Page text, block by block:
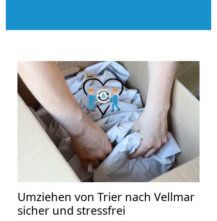
Umziehen von Trier nach Vellmar
sicher und stressfrei